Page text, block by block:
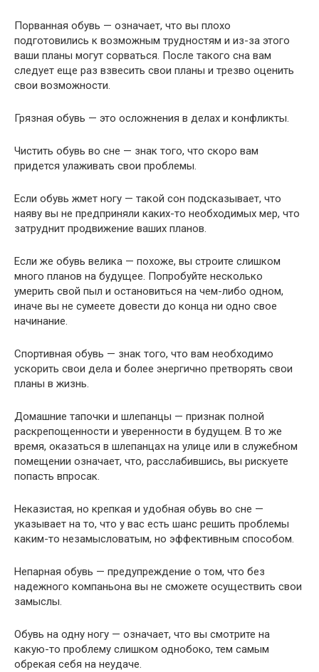
Порванная обувь — означает, что вы плохо
подготовились к возможным трудностям и из-за этого
ваши планы могут сорваться. После такого сна вам
следует еще раз взвесить свои планы и трезво оценить
свои возможности.
Грязная обувь — это осложнения в делах и конфликты.
Чистить обувь во сне — знак того, что скоро вам
придется улаживать свои проблемы.
Если обувь жмет ногу — такой сон подсказывает, что
наяву вы не предприняли каких-то необходимых мер, что
затруднит продвижение ваших планов.
Если же обувь велика — похоже, вы строите слишком
много планов на будущее. Попробуйте несколько
умерить свой пыл и остановиться на чем-либо одном,
иначе вы не сумеете довести до конца ни одно свое
начинание.
Спортивная обувь — знак того, что вам необходимо
ускорить свои дела и более энергично претворять свои
планы в жизнь.
Домашние тапочки и шлепанцы — признак полной
раскрепощенности и уверенности в будущем. В то же
время, оказаться в шлепанцах на улице или в служебном
помещении означает, что, расслабившись, вы рискуете
попасть впросак.
Неказистая, но крепкая и удобная обувь во сне —
указывает на то, что у вас есть шанс решить проблемы
каким-то незамысловатым, но эффективным способом.
Непарная обувь — предупреждение о том, что без
надежного компаньона вы не сможете осуществить свои
замыслы.
Обувь на одну ногу — означает, что вы смотрите на
какую-то проблему слишком однобоко, тем самым
обрекая себя на неудаче.